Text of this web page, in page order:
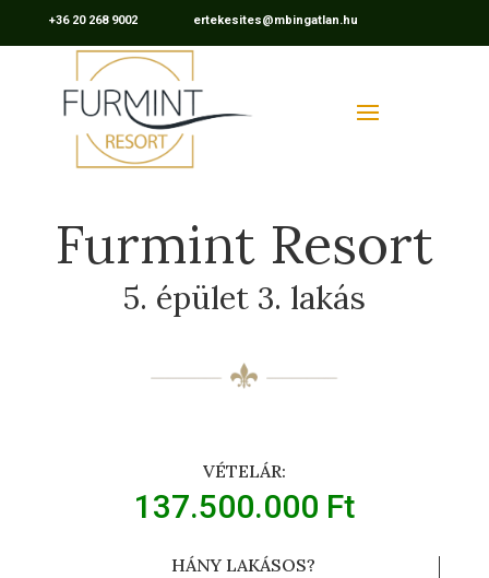
+36 20 268 9002 ertekesites@mbingatlan.hu
Furmint Resort
5. épület 3. lakás
VÉTELÁR:
137.500.000 Ft
HÁNY LAKÁSOS?